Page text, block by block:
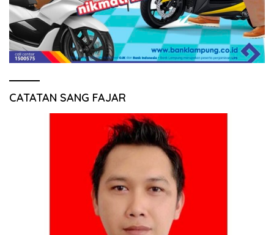
CATATAN SANG FAJAR